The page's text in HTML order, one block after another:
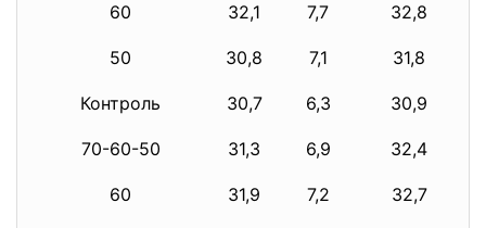
60 32,1 7,7 32,8
50 30,8 7,1 31,8
Контроль 30,7 6,3 30,9
70-60-50 31,3 6,9 32,4
60 31,9 7,2 32,7